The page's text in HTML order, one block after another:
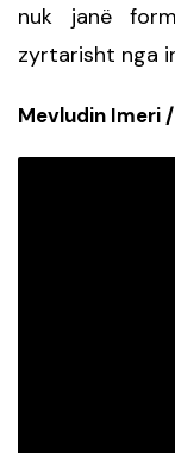
nuk janë
zyrtarisht nga
Mevludin Imeri